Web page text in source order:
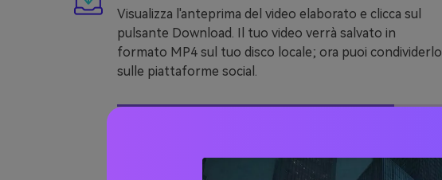
Visualizza l'anteprima del video elaborato e clicca sul
pulsante Download. Il tuo video verrà salvato in
formato MP4 sul tuo disco locale; ora puoi condividerlo
sulle piattaforme social.